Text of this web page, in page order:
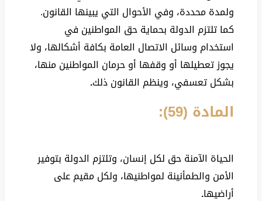
ولمدة محددة، وفي الأحوال التي يبينها القانون.
كما تلتزم الدولة بحماية حق المواطنين في
استخدام وسائل الاتصال العامة بكافة أشكالها، ولا
يجوز تعطيلها أو وقفها أو حرمان المواطنين منها،
بشكل تعسفي، وينظم القانون ذلك.
المادة (59):
الحياة الآمنة حق لكل إنسان، وتلتزم الدولة بتوفير
الأمن والطمأنينة لمواطنيها، ولكل مقيم على
أراضيها.